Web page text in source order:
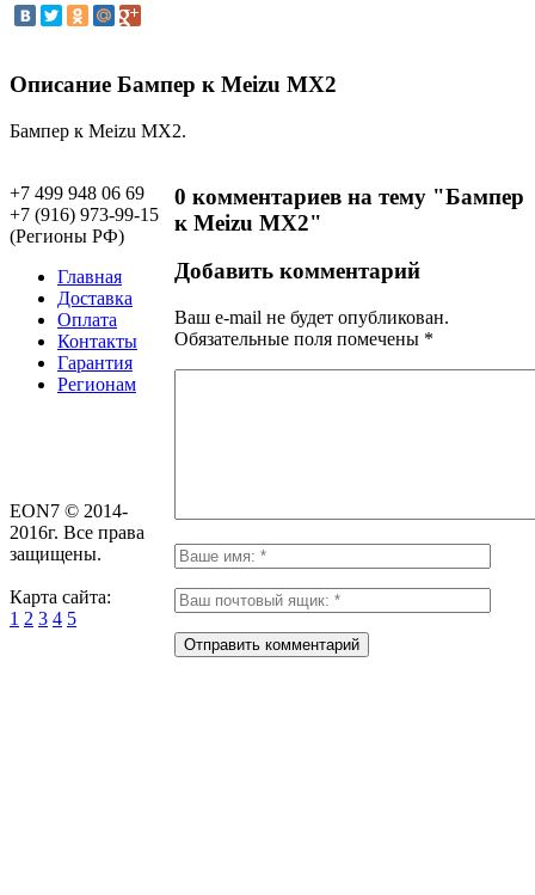
Описание Бампер к Meizu MX2
Бампер к Meizu MX2.
0 комментариев на тему "Бампер
к Meizu MX2"
Добавить комментарий
Ваш e-mail не будет опубликован.
Обязательные поля помечены *
+7 499 948 06 69
+7 (916) 973-99-15
(Регионы РФ)
Главная
Доставка
Оплата
Контакты
Гарантия
Регионам
EON7 © 2014-
2016г. Все права
защищены.
Карта сайта:
1 2 3 4 5